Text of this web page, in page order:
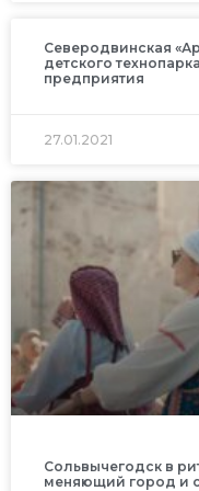
Северодвинская
детского
предприятия
27.01.2021
Сольвычегодск в
меняющий город и